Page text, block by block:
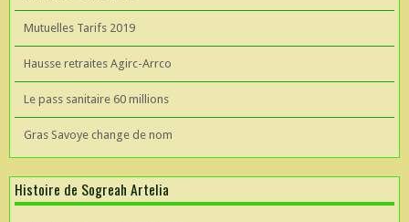
Mutuelles Tarifs 2019
Hausse retraites Agirc-Arrco
Le pass sanitaire 60 millions
Gras Savoye change de nom
Histoire de Sogreah Artelia